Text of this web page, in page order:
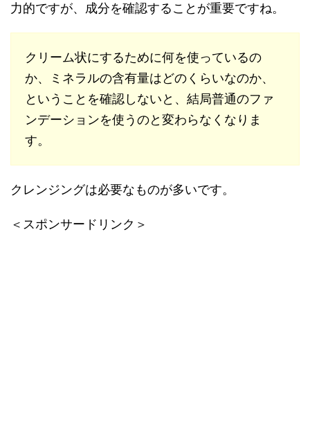
力的ですが、成分を確認することが重要ですね。
クリーム状にするために何を使っているの
か、ミネラルの含有量はどのくらいなのか、
ということを確認しないと、結局普通のファ
ンデーションを使うのと変わらなくなりま
す。
クレンジングは必要なものが多いです。
＜スポンサードリンク＞